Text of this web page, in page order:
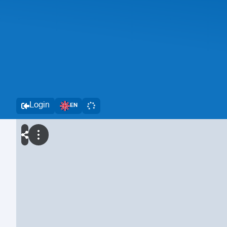
Login EN